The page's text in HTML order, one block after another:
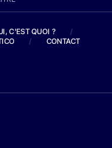
C'EST QUOI ?
/
/ CONTACT